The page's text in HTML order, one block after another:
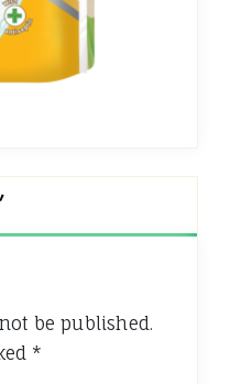
be published.
*